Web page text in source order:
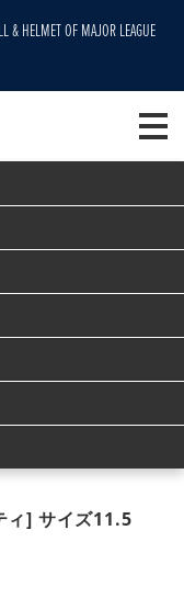
& HELMET OF MAJOR LEAGUE
ィ] サイズ11.5